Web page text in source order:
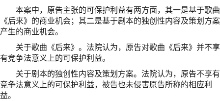
本案中，原告主张的可保护利益有两方面，其一是基于歌曲
《后来》的商业机会；其二是基于剧本的独创性内容及策划方案
产生的商业机会。
关于歌曲《后来》。法院认为，原告对歌曲《后来》并不享
有竞争法意义上的可保护利益。
关于剧本的独创性内容及策划方案。法院认为，原告不享有
竞争法意义上的可保护利益，被告也未侵害原告所称的相应利
益。